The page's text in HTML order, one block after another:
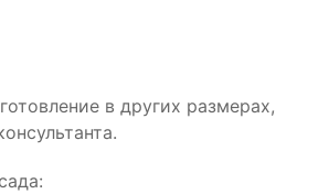
в других размерах,